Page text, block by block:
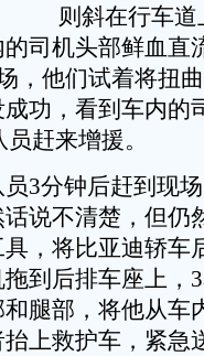
则斜在行车
司机头部鲜血直
，他们试着将扭
功，看到车内的
赶来增援。
分钟后赶到现场
说不清楚，但仍
，将比亚迪轿车
到后排车座上，
腿部，将他从车
上救护车，紧急